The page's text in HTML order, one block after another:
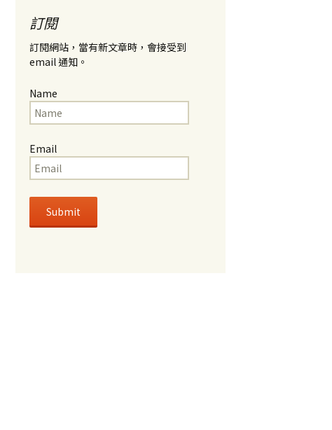
訂閱
訂閱網站，當有新文章時，會接受到
email 通知。
Name
Email